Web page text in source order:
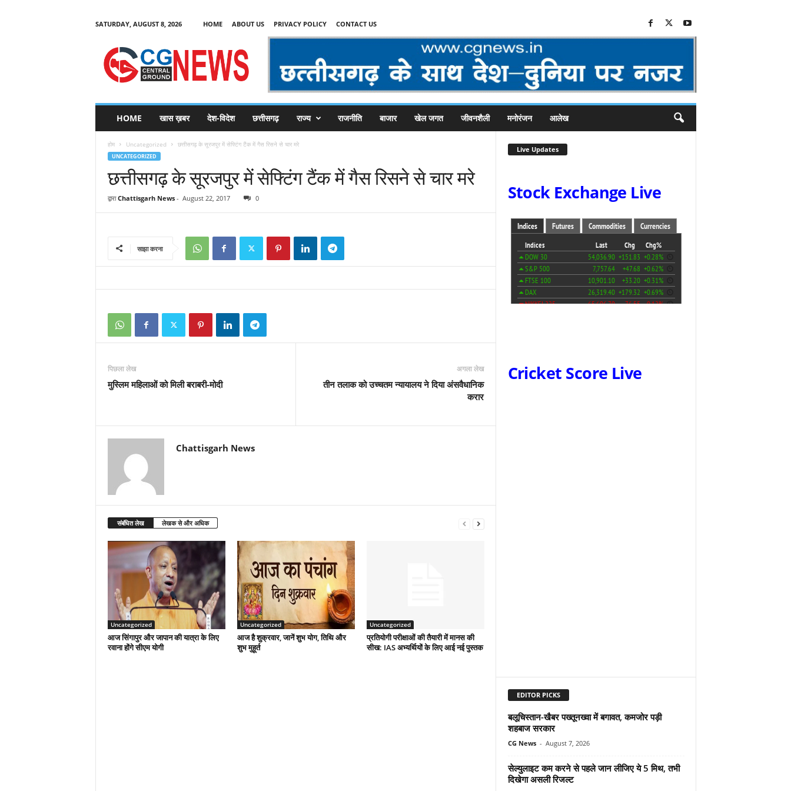
SATURDAY, AUGUST 8, 2026 HOME ABOUT US PRIVACY POLICY CONTACT US
C
HOME खास ख़बर देश-विदेश छत्तीसगढ़ राज्य राजनीति बाजार खेल जगत जीवनशैली मनोरंजन आलेख
होम Uncategorized छत्तीसगढ़ के सूरजपुर में सेफ्टिंग टैंक में गैस रिसने से चार मरे
UNCATEGORIZED
छत्तीसगढ़ के सूरजपुर में सेफ्टिंग टैंक में गैस रिसने से चार मरे
द्वारा Chattisgarh News- August 22, 2017 0
साझा करना
पिछला लेख
मुस्लिम महिलाओं को मिली बराबरी-मोदी
अगला लेख
तीन तलाक को उच्चतम न्यायालय ने दिया अंसवैधानिक
करार
Chattisgarh News
संबंधित लेख लेखक से और अधिक
Uncategorized
आज सिंगापुर और जापान की यात्रा के लिए
रवाना होंगे सीएम योगी
Uncategorized
आज है शुक्रवार, जानें शुभ योग, तिथि और
शुभ मुहूर्त
Uncategorized
प्रतियोगी परीक्षाओं की तैयारी में मानस की
सीख: IAS अभ्यर्थियों के लिए आई नई पुस्तक
Live Updates
Stock Exchange Live
Cricket Score Live
EDITOR PICKS
बलूचिस्तान-खैबर पख्तूनख्वा में बगावत, कमजोर पड़ी
शहबाज सरकार
CG News - August 7, 2026
सेल्युलाइट कम करने से पहले जान लीजिए ये 5 मिथ, तभी
दिखेगा असली रिजल्ट